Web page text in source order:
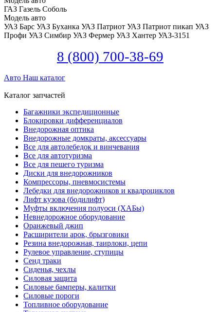
ГАЗ Газель Соболь
Модель авто
УАЗ Барс УАЗ Буханка УАЗ Патриот УАЗ Патриот пикап УАЗ
Профи УАЗ Симбир УАЗ Фермер УАЗ Хантер УАЗ-3151
8 (800) 700-38-69
Авто Наш каталог
Каталог запчастей
Багажники экспедиционные
Блокировки дифференциалов
Внедорожная оптика
Внедорожные домкраты, аксессуары
Все для автолебедок и винчевания
Все для автотуризма
Все для пешего туризма
Диски для внедорожников
Компрессоры, пневмосистемы
Лебедки для внедорожников и квадроциклов
Лифт кузова (бодилифт)
Муфты включения полуоси (ХАБы)
Невнедорожное оборудование
Оранжевый джип
Расширители арок, брызговики
Резина внедорожная, таирлоки, цепи
Рулевое управление, ступицы
Сенд траки
Сиденья, чехлы
Силовая защита
Силовые бамперы, калитки
Силовые пороги
Топливное оборудование